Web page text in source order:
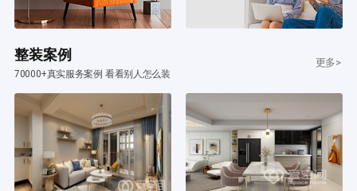
整装案例
70000+真实服务案例 看看别人怎么装
更多>